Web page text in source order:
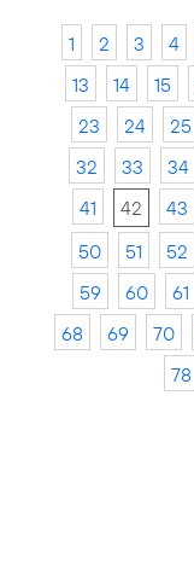
1 2 3 4
13
14 15
23
24 25
32
33 34
41
42 43
50
51 52
59
60 61
68
69 70
78